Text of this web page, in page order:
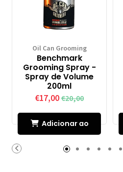
Oil Can Grooming
Benchmark
Grooming Spray -
Spray de Volume
200ml
€17,00 €20,00
Adicionar ao
Carrinho